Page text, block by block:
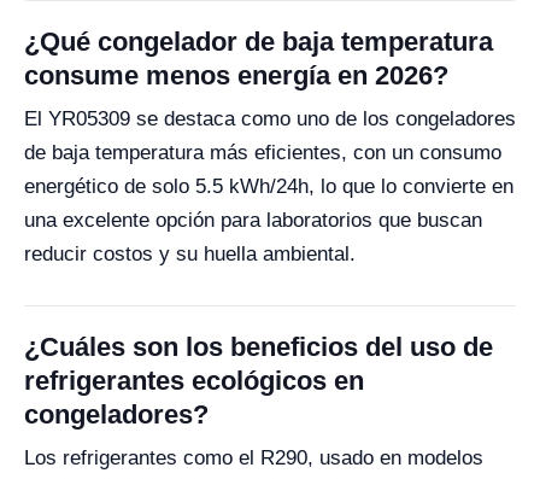
¿Qué congelador de baja temperatura
consume menos energía en 2026?
El YR05309 se destaca como uno de los congeladores
de baja temperatura más eficientes, con un consumo
energético de solo 5.5 kWh/24h, lo que lo convierte en
una excelente opción para laboratorios que buscan
reducir costos y su huella ambiental.
¿Cuáles son los beneficios del uso de
refrigerantes ecológicos en
congeladores?
Los refrigerantes como el R290, usado en modelos